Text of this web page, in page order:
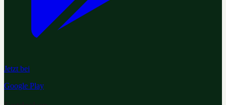
Jetzt bei
Google Play